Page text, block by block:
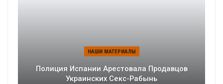
НАШИ МАТЕРИАЛЫ
Полиция Испании Арестовала Продавцов
Украинских Секс-Рабынь